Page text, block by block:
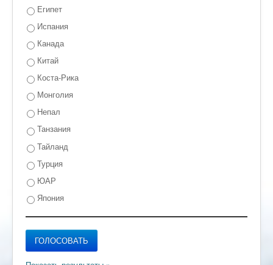
Египет
Испания
Канада
Китай
Коста-Рика
Монголия
Непал
Танзания
Тайланд
Турция
ЮАР
Япония